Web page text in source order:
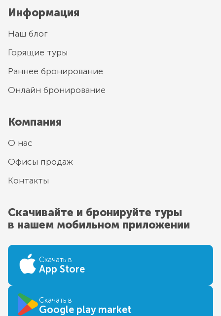
Информация
Наш блог
Горящие туры
Раннее бронирование
Онлайн бронирование
Компания
О нас
Офисы продаж
Контакты
Скачивайте и бронируйте туры
в нашем мобильном приложении
Скачать в
App Store
Скачать в
Google play market